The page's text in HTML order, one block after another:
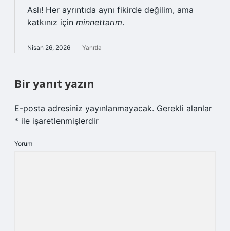
Aslı! Her ayrıntıda aynı fikirde değilim, ama
katkınız için minnettarım.
Nisan 26, 2026 Yanıtla
Bir yanıt yazın
E-posta adresiniz yayınlanmayacak. Gerekli alanlar
* ile işaretlenmişlerdir
Yorum